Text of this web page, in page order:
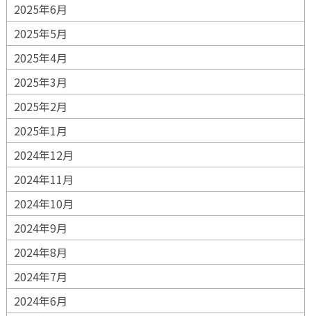
2025年6月
2025年5月
2025年4月
2025年3月
2025年2月
2025年1月
2024年12月
2024年11月
2024年10月
2024年9月
2024年8月
2024年7月
2024年6月